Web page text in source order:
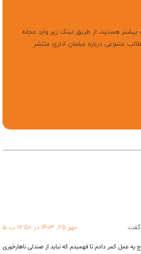
بیشتر هستید، از طریق لینک زیر وارد مجله
متنوعی درباره مبلمان اداری منتشر
گفت: مهر ۲۵, ۱۴۰۳ در ۱۲:۵۰ ب.ظ
عمل کمر دادم تا فهمیدم که نباید از صندلی ناهارخوری